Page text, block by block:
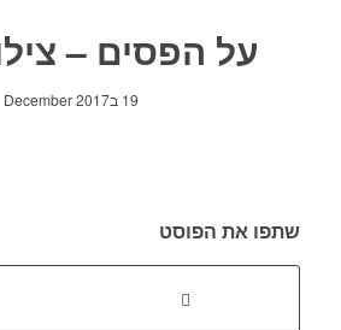
על הפסים –
19 בDecember 2017
שתפו את הפוסט